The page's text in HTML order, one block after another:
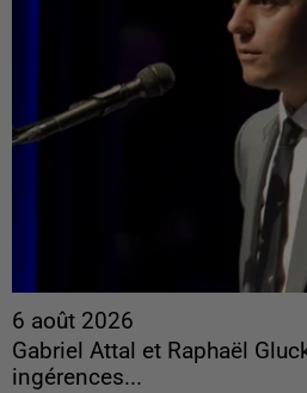
6 août 2026
Gabriel Attal et Raphaël
ingérences...